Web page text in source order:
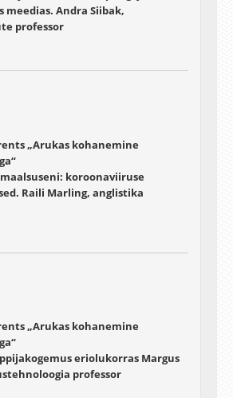
meedias. Andra Siibak,
professor
„Arukas kohanemine
koroonaviiruse
Raili Marling, anglistika
„Arukas kohanemine
eriolukorras Margus
professor